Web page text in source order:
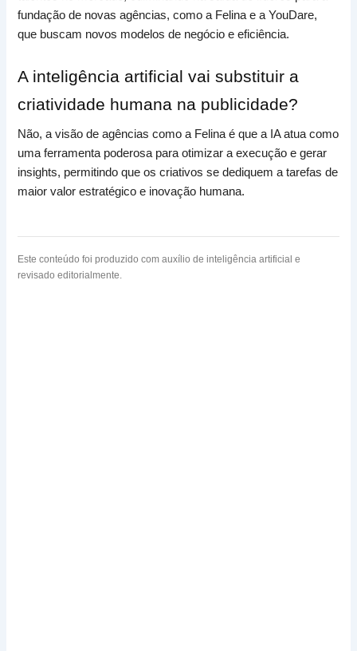
fundação de novas agências, como a Felina e a YouDare,
que buscam novos modelos de negócio e eficiência.
A inteligência artificial vai substituir a
criatividade humana na publicidade?
Não, a visão de agências como a Felina é que a IA atua como
uma ferramenta poderosa para otimizar a execução e gerar
insights, permitindo que os criativos se dediquem a tarefas de
maior valor estratégico e inovação humana.
Este conteúdo foi produzido com auxílio de inteligência artificial e
revisado editorialmente.